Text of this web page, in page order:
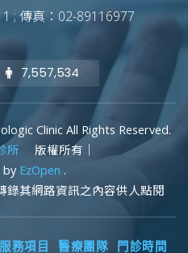
; 傳真：02-89116977
7,557,534
Clinic All Rights Reserved.
所
版權所有｜
by EzOpen .
錄其網路資訊之內容供人點閱
服務項目 醫療團隊 門診時間